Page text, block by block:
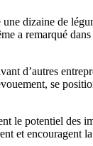
dizaine de
a remarqué
d’autres
se
le potentiel des
et encouragent